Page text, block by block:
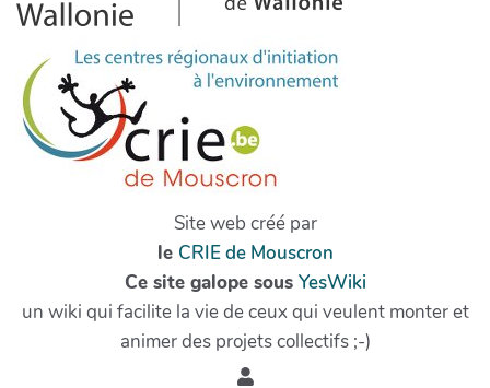
Site web créé par
le CRIE de Mouscron
Ce site galope sous YesWiki
un wiki qui facilite la vie de ceux qui veulent monter et
animer des projets collectifs ;-)